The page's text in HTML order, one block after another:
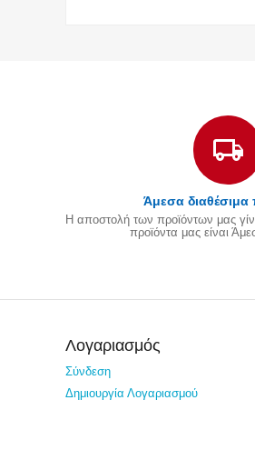
Άμεσα διαθέσιμα
Η αποστολή των προϊόντων μας
προϊόντα μας είναι
Λογαριασμός
Σύνδεση
Δημιουργία Λογαριασμού